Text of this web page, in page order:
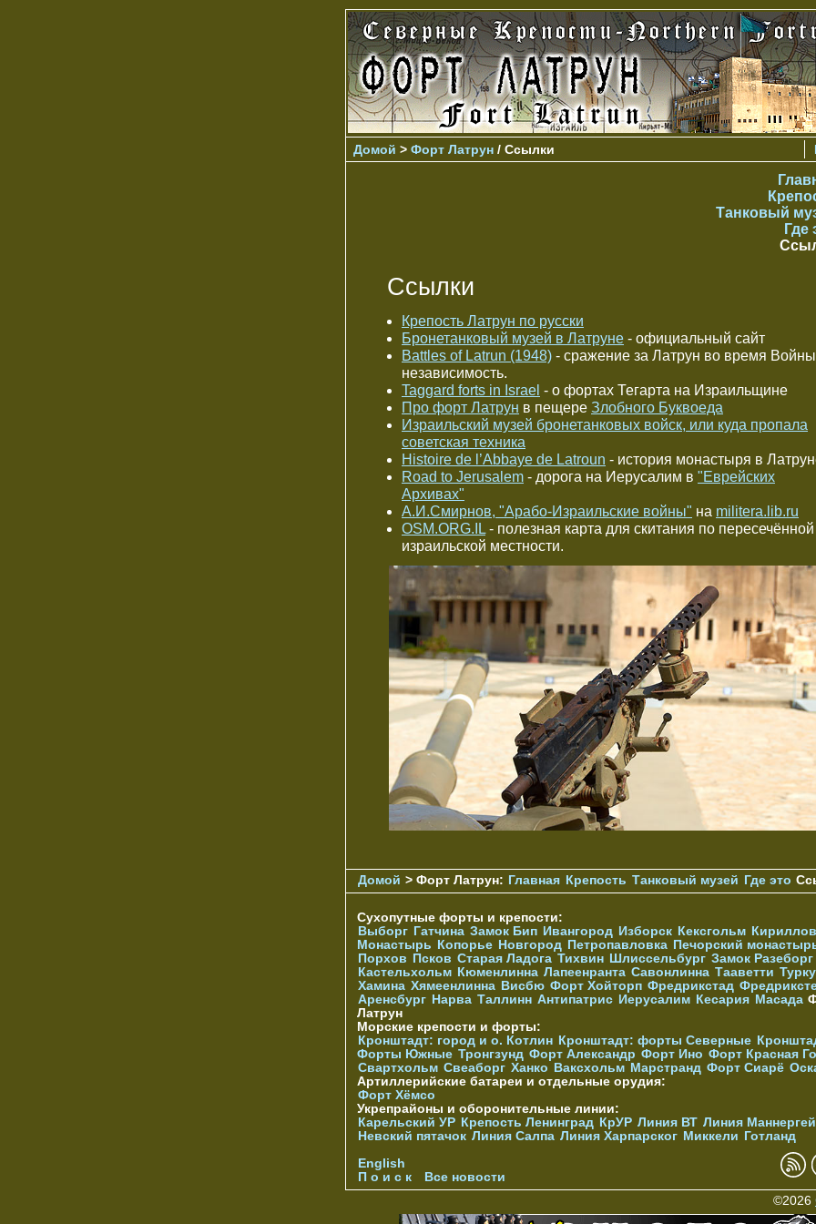
Домой > Форт Латрун / Ссылки
Танковый
Где
Ссылки
Крепость Латрун по русски
Бронетанковый музей в Латруне - официальный сайт
Battles of Latrun (1948) - сражение за Латрун во время
независимость.
Taggard forts in Israel - о фортах Тегарта на Израильщине
Про форт Латрун в пещере Злобного Буквоеда
Израильский музей бронетанковых войск, или куда пропала
советская техника
Histoire de l’Abbaye de Latroun - история монастыря в
Road to Jerusalem - дорога на Иерусалим в "Еврейских
Архивах"
А.И.Смирнов, "Арабо-Израильские войны" на militera.lib.ru
OSM.ORG.IL - полезная карта для скитания по пересечённой
израильской местности.
Домой > Форт Латрун: Главная Крепость Танковый музей Где это
Сухопутные форты и крепости:
Выборг Гатчина Замок Бип Ивангород Изборск Кексгольм
Монастырь Копорье Новгород Петропавловка Печорcкий
Порхов Псков Старая Ладога Тихвин Шлиссельбург Замок Разеборг
Кастельхольм Кюменлинна Лапеенранта Савонлинна Тааветти Турку
Хамина Хямеенлинна Висбю Форт Хойторп Фредрикстад
Аренсбург Нарва Таллинн Антипатрис Иерусалим Кесария Масада
Латрун
Морские крепости и форты:
Кронштадт: город и о. Котлин Кронштадт: форты Северные
Форты Южные Тронгзунд Форт Александр Форт Ино Форт Красная
Свартхольм Свеаборг Ханко Ваксхольм Марстранд Форт Сиарё
Артиллерийские батареи и отдельные орудия:
Форт Хёмсо
Укрепрайоны и оборонительные линии:
Карельский УР Крепость Ленинград КрУР Линия ВТ Линия
Невский пятачок Линия Салпа Линия Харпарског Миккели Готланд
English
П о и с к
Все новости
©2026